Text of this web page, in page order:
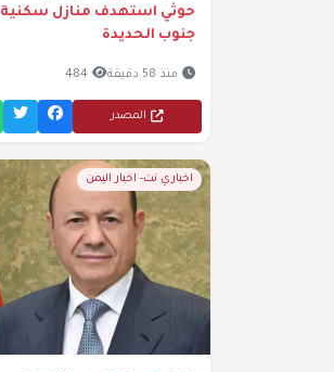
حوثي استهدف منازل سكنية
جنوب الحديدة
منذ 58 دقيقة 484
المصدر
اخباري نت- اخبار اليمن